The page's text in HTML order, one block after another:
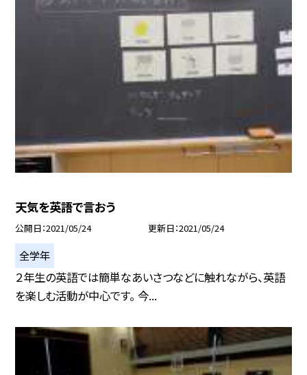
天気を英語で言おう
公開日 2021/05/24 更新日 2021/05/24
全学年
２年生の英語では簡単なあいさつなどに触れながら、英語
を楽しむ活動が中心です。 今...